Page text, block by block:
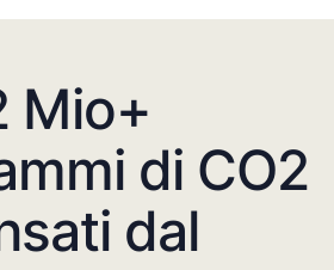
Mio+
di CO2
dal